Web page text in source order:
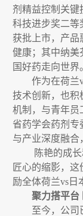
剂精益控制关键
科技进步奖二等
获批上市，产品
健康；其中纳美
国好药走向世界
作为在荷兰
技术创新，也积
机制，与青年员
省药学会药剂专
与产业深度融合
陈艳的成
匠心的缩影，
励全体荷兰vs日
聚力搭平台
至今，公司